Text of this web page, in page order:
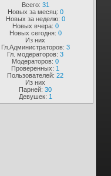
Всего: 31
Новых за месяц: 0
Новых за неделю: 0
Новых вчера: 0
Новых сегодня: 0
Из них
Гл.Администраторов: 3
Гл. модераторов: 3
Модераторов: 0
Проверенных: 1
Пользователей: 22
Из них
Парней: 30
Девушек: 1